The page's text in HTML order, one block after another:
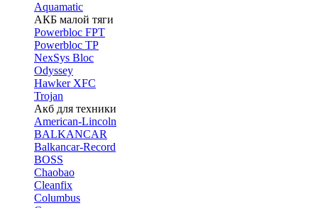
Aquamatic
АКБ малой тяги
Powerbloc FPT
Powerbloc TP
NexSys Bloc
Odyssey
Hawker XFC
Trojan
Акб для техники
American-Lincoln
BALKANCAR
Balkancar-Record
BOSS
Chaobao
Cleanfix
Columbus